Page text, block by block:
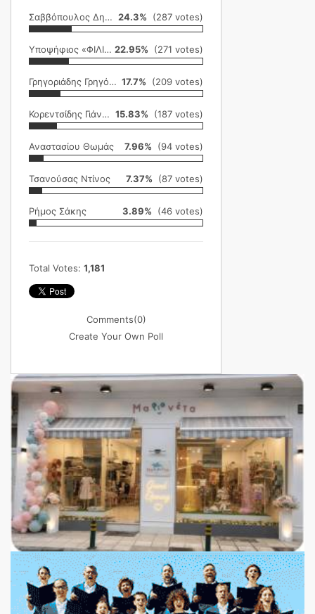
Σαββόπουλος Δημήτρης 24.3% (287 votes)
Υποψήφιος «ΦΙΛΙΚΗ ΕΤΑΙΡΕΙΑ» 22.95% (271 votes)
Γρηγοριάδης Γρηγόρης 17.7% (209 votes)
Κορεντσίδης Γιάννης 15.83% (187 votes)
Αναστασίου Θωμάς 7.96% (94 votes)
Τσανούσας Ντίνος 7.37% (87 votes)
Ρήμος Σάκης 3.89% (46 votes)
Total Votes: 1,181
Comments(0)
Create Your Own Poll